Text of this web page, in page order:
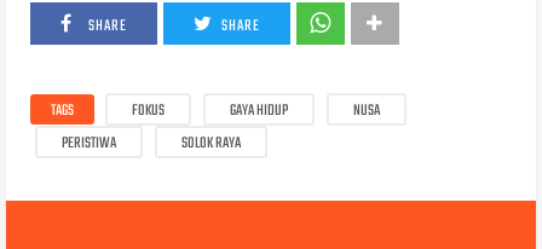
SHARE SHARE
TAGS FOKUS GAYA HIDUP
NUSA
PERISTIWA
SOLOK RAYA